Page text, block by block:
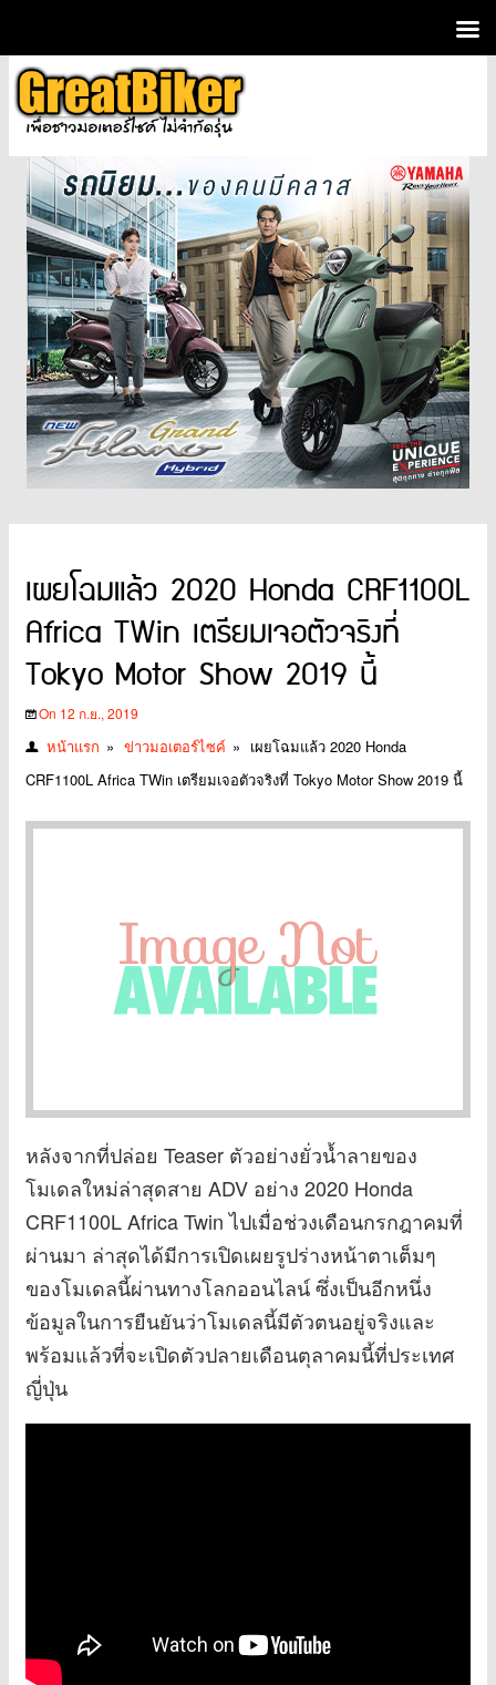
เผยโฉมแล้ว 2020 Honda CRF1100L
Africa TWin เตรียมเจอตัวจริงที่
Tokyo Motor Show 2019 นี้
On 12 ก.ย., 2019
หน้าแรก » ข่าวมอเตอร์ไซค์ » เผยโฉมแล้ว 2020 Honda
CRF1100L Africa TWin เตรียมเจอตัวจริงที่ Tokyo Motor Show 2019 นี้
หลังจากที่ปล่อย Teaser ตัวอย่างยั่วน้ำลายของ
โมเดลใหม่ล่าสุดสาย ADV อย่าง 2020 Honda
CRF1100L Africa Twin ไปเมื่อช่วงเดือนกรกฎาคมที่
ผ่านมา ล่าสุดได้มีการเปิดเผยรูปร่างหน้าตาเต็มๆ
ของโมเดลนี้ผ่านทางโลกออนไลน์ ซึ่งเป็นอีกหนึ่ง
ข้อมูลในการยืนยันว่าโมเดลนี้มีตัวตนอยู่จริงและ
พร้อมแล้วที่จะเปิดตัวปลายเดือนตุลาคมนี้ที่ประเทศ
ญี่ปุ่น